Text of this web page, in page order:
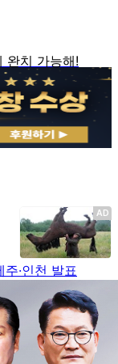
·인천 발표